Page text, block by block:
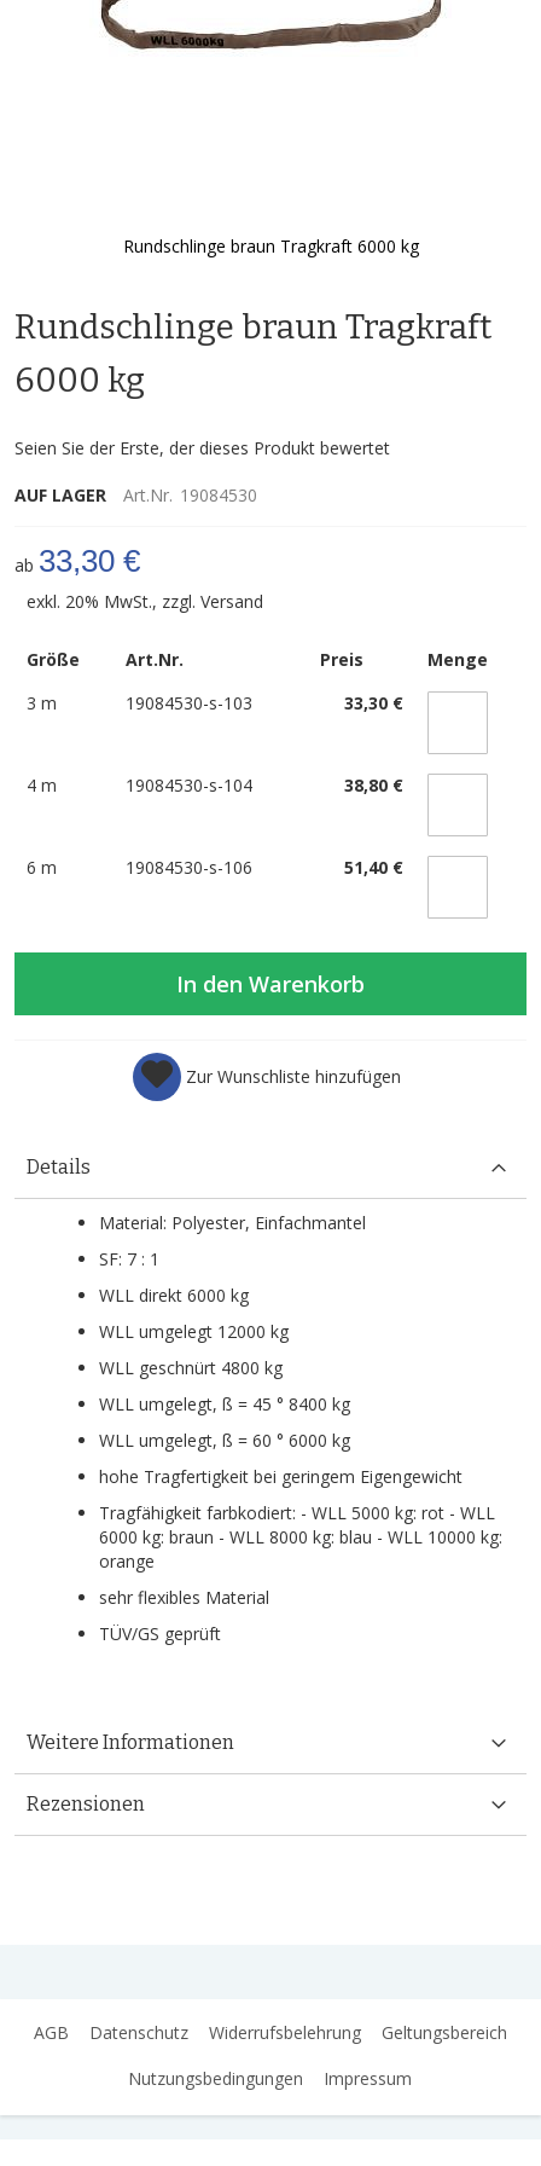
Rundschlinge braun Tragkraft 6000 kg
der
springen
Rundschlinge braun Tragkraft
6000 kg
Seien Sie der Erste, der dieses Produkt bewertet
AUF LAGER Art.Nr. 19084530
ab 33,30 €
exkl. 20% MwSt., zzgl. Versand
Größe Art.Nr. Preis
Menge
3 m
19084530-s-103 33,30 €
4 m 19084530-s-104 38,80 €
6 m 19084530-s-106 51,40 €
In den Warenkorb
Zur Wunschliste hinzufügen
Details
Material: Polyester, Einfachmantel
SF: 7 : 1
WLL direkt 6000 kg
WLL umgelegt 12000 kg
WLL geschnürt 4800 kg
WLL umgelegt, ß = 45 ° 8400 kg
WLL umgelegt, ß = 60 ° 6000 kg
hohe Tragfertigkeit bei geringem Eigengewicht
Tragfähigkeit farbkodiert: - WLL 5000 kg: rot - WLL
6000 kg: braun - WLL 8000 kg: blau - WLL 10000 kg:
orange
sehr flexibles Material
TÜV/GS geprüft
Weitere Informationen
Rezensionen
AGB Datenschutz Widerrufsbelehrung
Geltungsbereich
Nutzungsbedingungen
Impressum